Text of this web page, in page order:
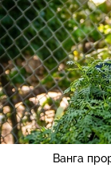
Ванга